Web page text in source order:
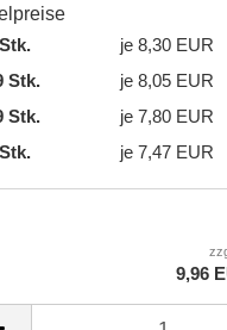
je 8,30 EUR
Stk.
je 8,05 EUR
Stk.
je 7,80 EUR
je 7,47 EUR
9,96